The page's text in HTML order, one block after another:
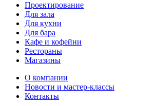
Проектирование
Для зала
Для кухни
Для бара
Кафе и кофейни
Рестораны
Магазины
О компании
Новости и мастер-классы
Контакты